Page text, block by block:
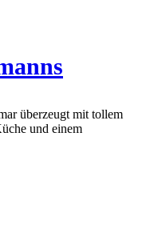
überzeugt mit tollem
und einem